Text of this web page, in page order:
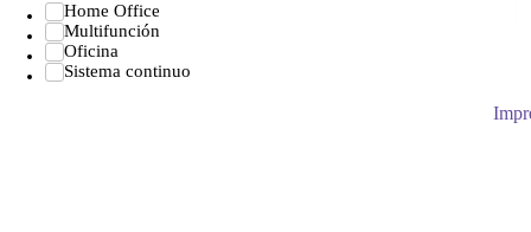
Home Office
Multifunción
Oficina
Sistema continuo